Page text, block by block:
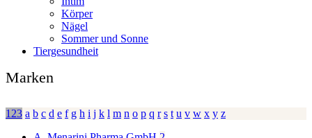
Körper
Nägel
Sommer und Sonne
Tiergesundheit
Marken
123 a b c d e f g h i j k l m n o p q r s t u v w x y z